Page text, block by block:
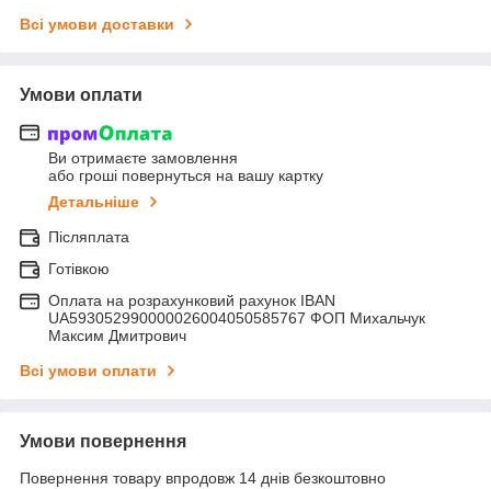
Всі умови доставки
Умови оплати
Ви отримаєте замовлення
або гроші повернуться на вашу картку
Детальніше
Післяплата
Готівкою
Оплата на розрахунковий рахунок IBAN
UA593052990000026004050585767 ФОП Михальчук
Максим Дмитрович
Всі умови оплати
Умови повернення
Повернення товару впродовж 14 днів безкоштовно